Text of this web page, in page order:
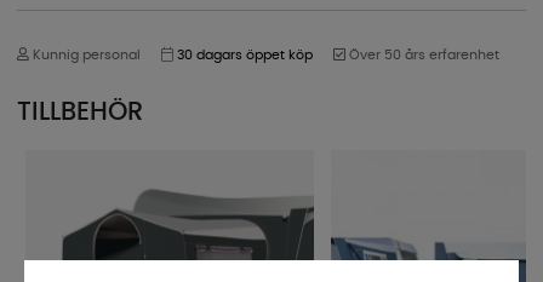
Kunnig personal 30 dagars öppet köp Över 50 års erfarenhet
TILLBEHÖR